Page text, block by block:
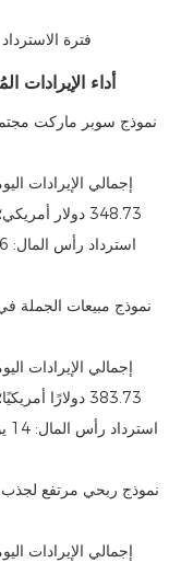
فترة
5.2 أداء